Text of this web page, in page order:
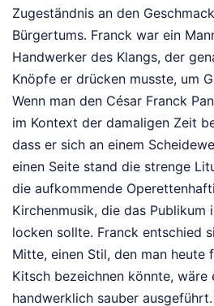
Zugeständnis an den
Bürgertums. Franck war ein
Handwerker des Klangs, der
Knöpfe er drücken musste, um
Wenn man den César Franck
im Kontext der damaligen Zeit
dass er sich an einem
einen Seite stand die strenge
die aufkommende
Kirchenmusik, die das Publikum
locken sollte. Franck entschied
Mitte, einen Stil, den man heute
Kitsch bezeichnen könnte, wäre
handwerklich sauber ausgeführt.